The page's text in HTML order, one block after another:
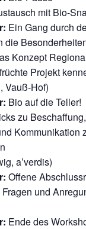
mit Bio-
Ein Gang durch
die
Konzept
Projekt
Vauß-Hof)
Bio auf die Teller!
zu
Kommunikation
a’verdis)
Offene
und
Ende des